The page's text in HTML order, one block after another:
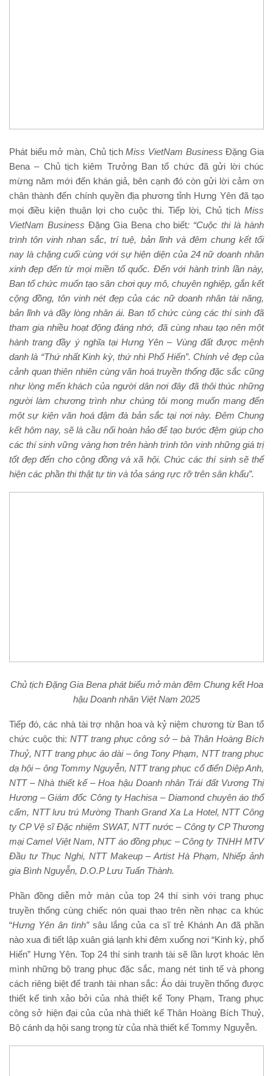
Phát biểu mở màn, Chủ tịchMiss VietNam Business Đặng Gia
Bena – Chủ tịch kiêm Trưởng Ban tổ chức đã gửi lời chúc
mừng năm mới đến khán giả, bên cạnh đó còn gửi lời cảm ơn
chân thành đến chính quyền địa phương tỉnh Hưng Yên đã tạo
mọi điều kiện thuận lợi cho cuộc thi. Tiếp lời, Chủ tịch Miss
VietNam Business Đặng Gia Bena cho biết: “Cuộc thi là hành
trình tôn vinh nhan sắc, trí tuệ, bản lĩnh và đêm chung kết tối
nay là chặng cuối cùng với sự hiện diện của 24nữ doanh nhân
xinh đẹp đến từ mọi miền tổ quốc. Đến với hành trình lần này,
Ban tổ chức muốn tạo sân chơi quy mô, chuyên nghiệp, gắn kết
cộng đồng, tôn vinh nét đẹp của các nữ doanh nhân tài năng,
bản lĩnh và đầy lòng nhân ái. Ban tổ chức cùng các thí sinh đã
tham gia nhiều hoạt động đáng nhớ, đã cùng nhau tạo nên một
hành trangđầy ý nghĩa tạiHưng Yên – Vùng đất được mệnh
danh là “Thứ nhấtKinh kỳ, thứ nhì Phố Hiến”. Chính vẻ đẹp của
cảnh quan thiên nhiêncùng văn hoá truyền thống đặc sắc cũng
như lòng mến khách của người dân nơi đây đã thôi thúc những
người làm chương trình như chúng tôi mong muốn mang đến
một sự kiện văn hoá đậm đà bản sắc tại nơi này. ĐêmChung
kết hôm nay, sẽ là cầu nối hoàn hảo để tạo bước đệm giúp cho
các thí sinh vững vàng hơn trên hành trình tôn vinh những giá trị
tốt đẹp đến cho cộng đồng và xã hội. Chúc các thí sinh sẽ thể
hiện các phần thi thật tự tin và tỏa sáng rực rỡ trên sân khấu”.
Chủ tịch Đặng Gia Bena phát biểu mở màn đêm Chung kết Hoa
hậu Doanh nhân Việt Nam 2025
Tiếp đó, các nhà tài trợ nhận hoa và kỷ niệm chương từ Ban tổ
chức cuộc thi: NTT trang phục công sở – bà Thân Hoàng Bích
Thuỷ,NTT trang phục áo dài – ông Tony Phạm, NTT trang phục
dạ hội – ông Tommy Nguyễn, NTT trang phục cổ điển Diệp Anh,
NTT – Nhà thiết kế – Hoa hậu Doanh nhân Trái đất Vương Thị
Hương – Giám đốc Công ty Hachisa – Diamond chuyên áo thổ
cẩm, NTT lưu trú Mường Thanh Grand Xa La Hotel,NTT Công
ty CP Vệ sĩ Đặc nhiệm SWAT, NTT nước – Công ty CP Thương
mại Camel Việt Nam, NTT áo đồng phục – Công ty TNHH MTV
Đầu tư Thục Nghi, NTT Makeup – Artist Hà Phạm, Nhiếp ảnh
gia Bình Nguyễn, D.O.P Lưu Tuấn Thành.
Phần đồng diễn mở màn của top 24 thí sinh với trang phục
truyền thống cùng chiếc nón quai thao trên nền nhạc ca khúc
“Hưng Yên ân tình” sâu lắng của ca sĩ trẻ Khánh An đã phần
nào xua đi tiết lập xuân giá lạnh khi đêm xuống nơi “Kinh kỳ, phố
Hiến” Hưng Yên. Top 24 thí sinh tranh tài sẽ lần lượt khoác lên
mình những bộ trang phục đặc sắc, mang nét tinh tế và phong
cách riêng biệt để tranh tài nhan sắc: Áo dài truyền thống được
thiết kế tinh xảo bởi của nhà thiết kế Tony Phạm, Trang phục
công sở hiện đại của của nhà thiết kế Thân Hoàng Bích Thuỷ,
Bộ cánh dạ hội sang trọng từ của nhà thiết kế Tommy Nguyễn.